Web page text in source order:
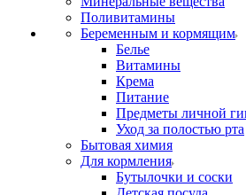
Поливитамины
Беременным и кормящим
Белье
Витамины
Крема
Питание
Предметы личной
Уход за полостью рта
Бытовая химия
Для кормления
Бутылочки и соски